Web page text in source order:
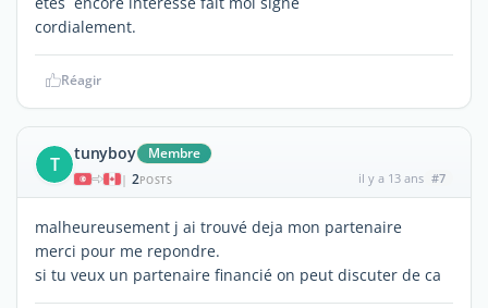
cordialement.
Réagir
T tunyboy Membre
| 2POSTS il y a 13 ans #7
malheureusement j ai trouvé deja mon partenaire
merci pour me repondre.
si tu veux un partenaire financié on peut discuter de ca